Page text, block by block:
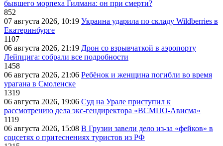
бывшего морпеха Гилмана: он при смерти?
852
07 августа 2026, 10:19 Украина ударила по складу Wildberries в
Екатеринбурге
1107
06 августа 2026, 21:19 Дрон со взрывчаткой в аэропорту
Лейпцига: собрали все подробности
1458
06 августа 2026, 21:06 Ребёнок и женщина погибли во время
урагана в Смоленске
1319
06 августа 2026, 19:06 Суд на Урале приступил к
рассмотрению дела экс-гендиректора «ВСМПО-Ависма»
1119
06 августа 2026, 15:08 В Грузии завели дело из-за «фейков» в
соцсетях о притеснениях туристов из РФ